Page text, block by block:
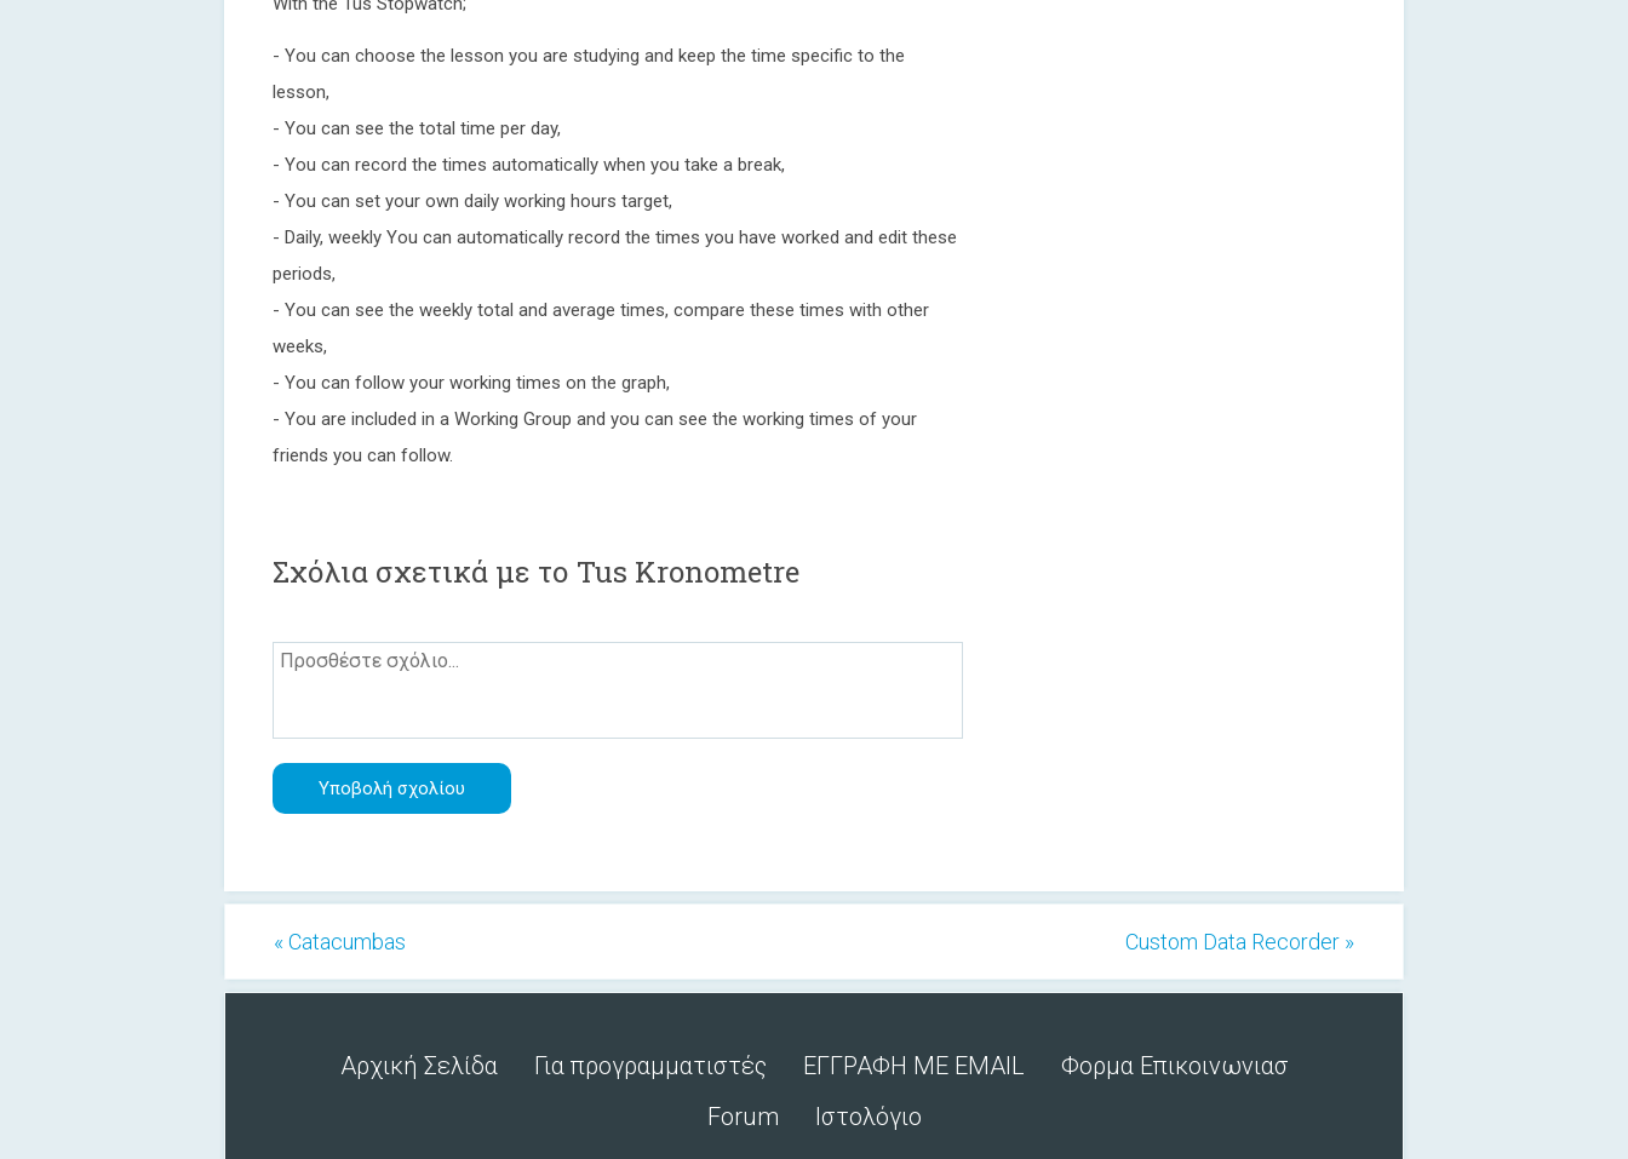
- You can choose the lesson you are studying and keep the time specific to the
lesson,
- You can see the total time per day,
- You can record the times automatically when you take a break,
- You can set your own daily working hours target,
- Daily, weekly You can automatically record the times you have worked and edit these
periods,
- You can see the weekly total and average times, compare these times with other
weeks,
- You can follow your working times on the graph,
- You are included in a Working Group and you can see the working times of your
friends you can follow.
Σχόλια σχετικά με το Tus Kronometre
« Catacumbas Custom Data Recorder »
Αρχική Σελίδα Για προγραμματιστές ΕΓΓΡΑΦΗ ΜΕ EMAIL
Φορμα Επικοινωνιασ
Forum
Ιστολόγιο